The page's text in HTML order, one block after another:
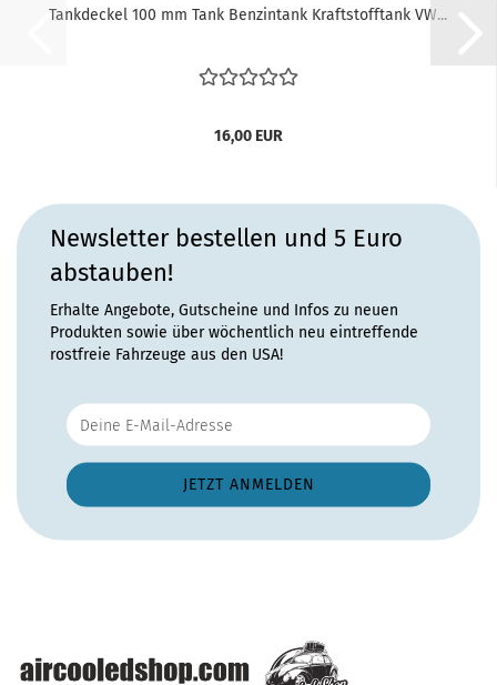
Tankdeckel 100 mm Tank Benzintank Kraftstofftank VW...
16,00 EUR
Newsletter bestellen und 5 Euro
abstauben!
Erhalte Angebote, Gutscheine und Infos zu neuen
Produkten sowie über wöchentlich neu eintreffende
rostfreie Fahrzeuge aus den USA!